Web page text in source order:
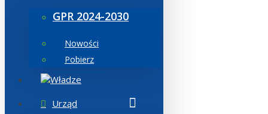
GPR 2024-2030
Nowości
Pobierz
Władze
Urząd